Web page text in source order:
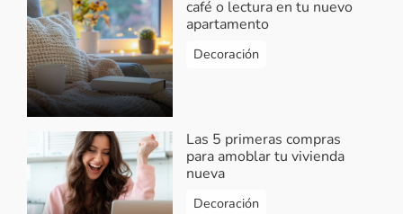
café o lectura en tu nuevo
apartamento
Decoración
Las 5 primeras compras
para amoblar tu vivienda
nueva
Decoración